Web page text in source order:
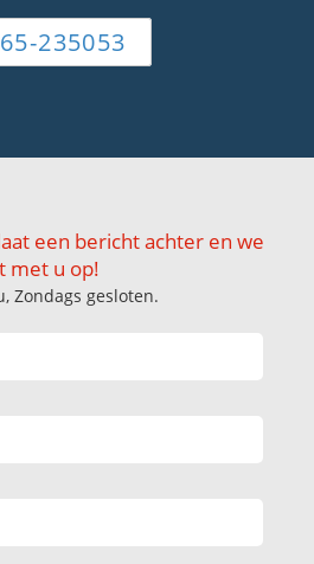
235053
een bericht achter en we
met u op!
Zondags gesloten.